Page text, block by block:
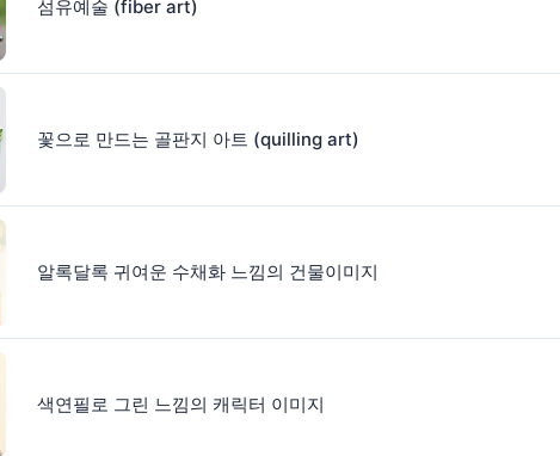
섬유예술 (fiber art)
꽃으로 만드는 골판지 아트 (quilling art)
알록달록 귀여운 수채화 느낌의 건물이미지
색연필로 그린 느낌의 캐릭터 이미지